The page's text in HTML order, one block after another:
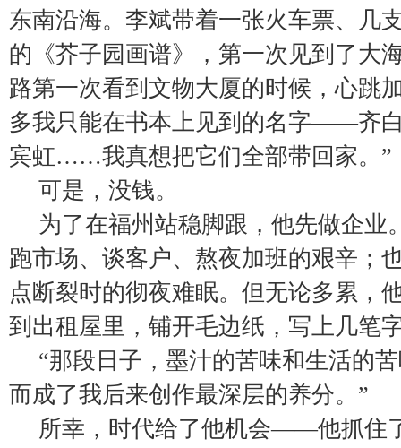
东南沿海。李斌带着一张火车票、几
的《芥子园画谱》，第一次见到了大
路第一次看到文物大厦的时候，心跳
多我只能在书本上见到的名字——齐
宾虹……我真想把它们全部带回家。”
可是，没钱。
为了在福州站稳脚跟，他先做企业
跑市场、谈客户、熬夜加班的艰辛；
点断裂时的彻夜难眠。但无论多累，
到出租屋里，铺开毛边纸，写上几笔
“那段日子，墨汁的苦味和生活的
而成了我后来创作最深层的养分。”
所幸，时代给了他机会——他抓住